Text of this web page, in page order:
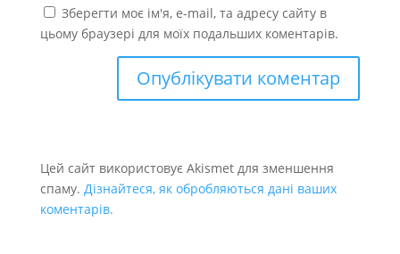
Зберегти моє ім'я, e-mail, та адресу сайту в
цьому браузері для моїх подальших коментарів.
Цей сайт використовує Akismet для зменшення
спаму. Дізнайтеся, як обробляються дані ваших
коментарів.